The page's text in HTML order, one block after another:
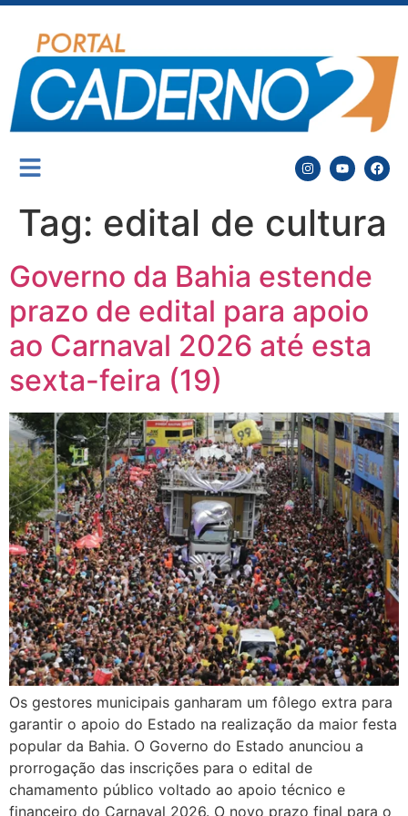
Tag: edital de cultura
Governo da Bahia estende
prazo de edital para apoio
ao Carnaval 2026 até esta
sexta-feira (19)
Os gestores municipais ganharam um fôlego extra para
garantir o apoio do Estado na realização da maior festa
popular da Bahia. O Governo do Estado anunciou a
prorrogação das inscrições para o edital de
chamamento público voltado ao apoio técnico e
financeiro do Carnaval 2026. O novo prazo final para o